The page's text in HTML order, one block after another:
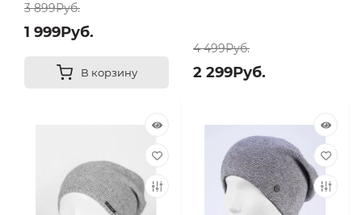
3 899Руб.
1 999Руб.
В корзину
4 499Руб.
2 299Руб.